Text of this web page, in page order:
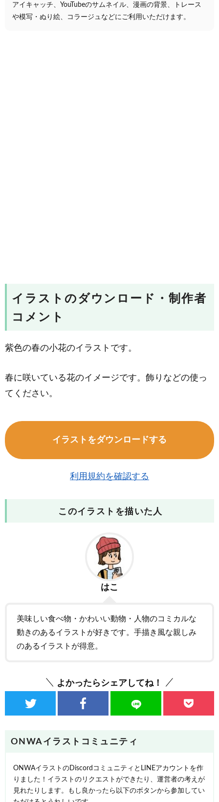
アイキャッチ、YouTubeのサムネイル、漫画の背景、トレース
や模写・ぬり絵、コラージュなどにご利用いただけます。
イラストのダウンロード・制作者
コメント
紫色の春の小花のイラストです。
春に咲いている花のイメージです。飾りなどの使っ
てください。
イラストをダウンロードする
利用規約を確認する
このイラストを描いた人
はこ
美味しい食べ物・かわいい動物・人物のコミカルな
動きのあるイラストが好きです。手描き風な親しみ
のあるイラストが得意。
よかったらシェアしてね！
ONWAイラストコミュニティ
ONWAイラストのDiscordコミュニティとLINEアカウントを作
りました！イラストのリクエストができたり、運営者の考えが
見れたりします。もし良かったら以下のボタンから参加してい